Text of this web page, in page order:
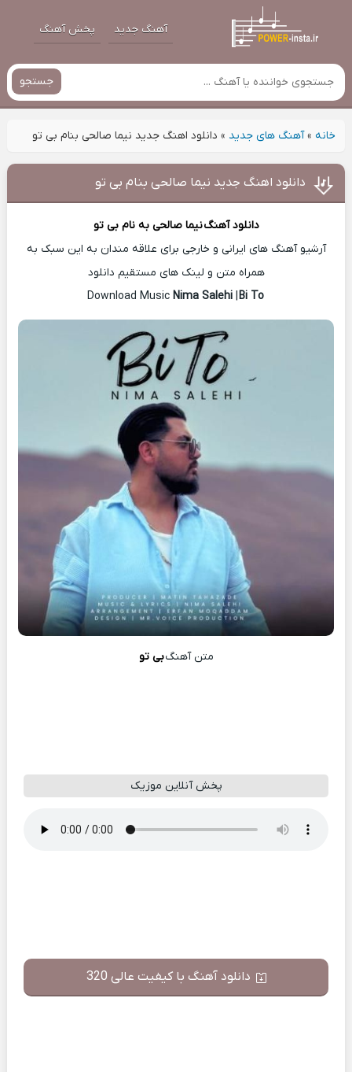
آهنگ جدید پخش آهنگ
جستجو
خانه»آهنگ های جدید » دانلود اهنگ جدید نیما صالحی بنام بی تو
دانلود اهنگ جدید نیما صالحی بنام بی تو
دانلود آهنگنیما صالحی به نام بی تو
آرشیو آهنگ های ایرانی و خارجی برای علاقه مندان به این سبک به
همراه متن و لینک های مستقیم دانلود
Nima Salehi |Bi To
متن آهنگبی تو
پخش آنلاین موزیک
دانلود آهنگ با کیفیت عالی 320